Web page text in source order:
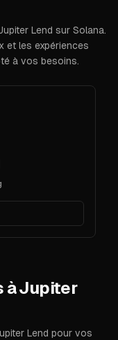
Lend sur Solana.
et les expériences
à vos besoins.
à Jupiter
Lend pour vos